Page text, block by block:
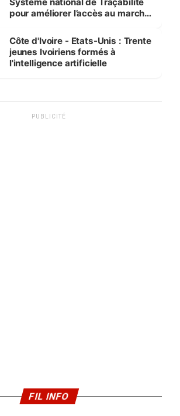
pour améliorer l’accès au marché
Côte d'Ivoire - Etats-Unis : Trente
jeunes Ivoiriens formés à
l'intelligence artificielle
PUBLICITÉ
FIL INFO